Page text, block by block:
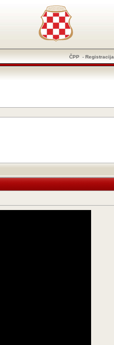
ČPP - Registracija